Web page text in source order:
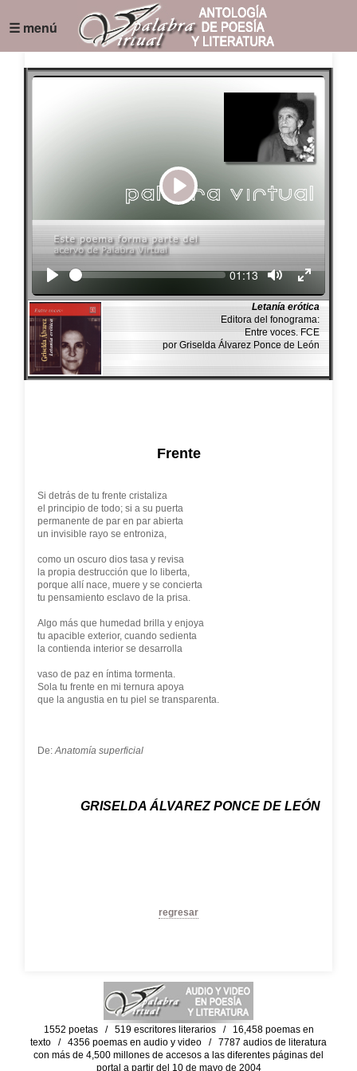
☰ menú
Play
Seek Current
01:13
Letanía erótica
Editora del fonograma:
Entre voces. FCE
por Griselda Álvarez Ponce de León
Frente
Si detrás de tu frente cristaliza
el principio de todo; si a su puerta
permanente de par en par abierta
un invisible rayo se entroniza,
como un oscuro dios tasa y revisa
la propia destrucción que lo liberta,
porque allí nace, muere y se concierta
tu pensamiento esclavo de la prisa.
Algo más que humedad brilla y enjoya
tu apacible exterior, cuando sedienta
la contienda interior se desarrolla
vaso de paz en íntima tormenta.
Sola tu frente en mi ternura apoya
que la angustia en tu piel se transparenta.
De:Anatomía superficial
GRISELDA ÁLVAREZ PONCE DE LEÓN
regresar
1552 poetas / 519 escritores literarios / 16,458 poemas en
texto / 4356 poemas en audio y video / 7787 audios de literatura
con más de 4,500 millones de accesos a las diferentes páginas del
portal a partir del 10 de mayo de 2004